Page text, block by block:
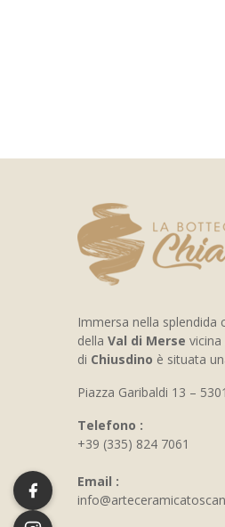
Immersa nella splendida
della Val di Merse
di Chiusdino è situata
Piazza Garibaldi 13 –
Telefono :
+39 (335) 824 7061
Email :